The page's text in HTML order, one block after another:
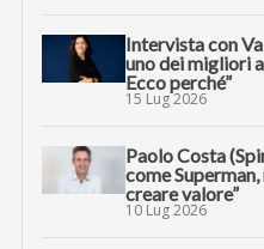
Intervista con
uno dei migliori
Ecco perché”
15 Lug 2026
Paolo Costa
come
creare valore”
10 Lug 2026